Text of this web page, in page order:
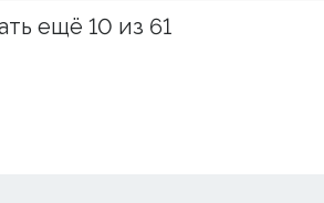
ещё 10 из 61